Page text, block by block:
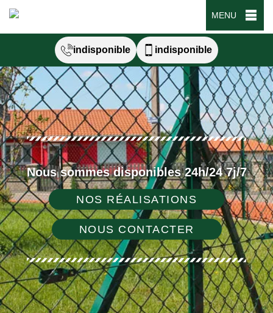
MENU
indisponible indisponible
Nous sommes disponibles 24h/24 7j/7
NOS RÉALISATIONS
NOUS CONTACTER